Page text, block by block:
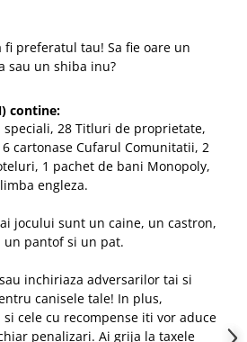
fi preferatul tau! Sa fie oare un
sau un shiba inu?
contine:
speciali, 28 Titluri de proprietate,
cartonase Cufarul Comunitatii, 2
1 pachet de bani Monopoly,
engleza.
jocului sunt un caine, un castron,
un pantof si un pat.
inchiriaza adversarilor tai si
canisele tale! In plus,
cele cu recompense iti vor aduce
penalizari. Ai grija la taxele